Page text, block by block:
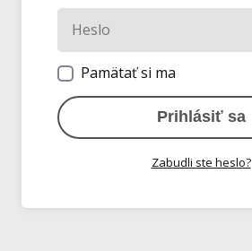
Pamätať si ma
Prihlásiť sa
Zabudli ste heslo?